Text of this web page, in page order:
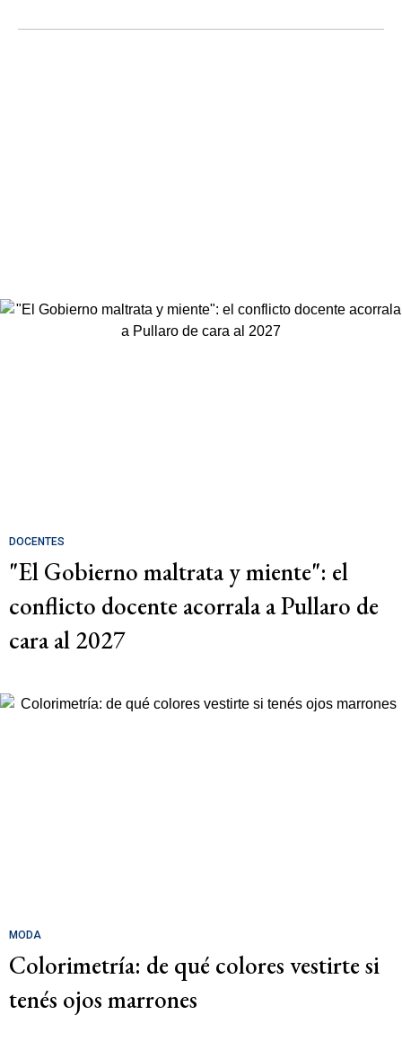
DOCENTES
"El Gobierno maltrata y miente": el
conflicto docente acorrala a Pullaro de
cara al 2027
MODA
Colorimetría: de qué colores vestirte si
tenés ojos marrones